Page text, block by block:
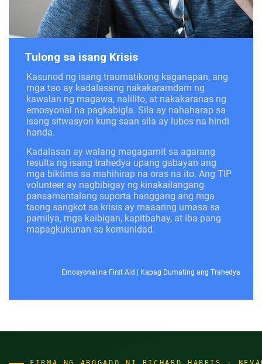
Tulong sa isang Krisis
Kasunod ng isang traumatikong kaganapan, ang
mga tao ay kadalasang nakakaramdam ng
kawalan ng magawa, nalilito, at nakakaranas ng
emosyonal na pagkabigla. Sila ay nahaharap sa
isang sitwasyon kung saan sila ay lubos na hindi
handa.
Kadalasan ay walang magagamit sa agarang
resulta ng isang trahedya upang gabayan ang
mga biktima sa mahihirap na oras na ito. Ang TIP
volunteer ay nagbibigay ng kinakailangang
pansamantalang suporta hanggang ang mga
taong sangkot sa krisis ay maaaring umasa sa
pamilya, mga kaibigan, kapitbahay, at iba pang
mapagkukunan sa komunidad.
Emosyonal na First Aid Kapag Dumating ang Trahedya